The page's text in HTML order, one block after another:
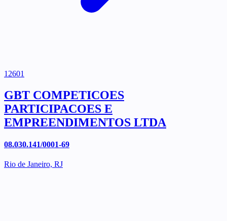
12601
GBT COMPETICOES
PARTICIPACOES E
EMPREENDIMENTOS LTDA
08.030.141/0001-69
Rio de Janeiro, RJ